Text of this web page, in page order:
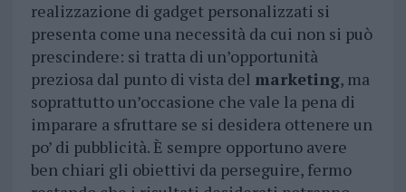
realizzazione di gadget personalizzati si
presenta come una necessità da cui non si può
prescindere: si tratta di un’opportunità
preziosa dal punto di vista del marketing, ma
soprattutto un’occasione che vale la pena di
imparare a sfruttare se si desidera ottenere un
po’ di pubblicità. È sempre opportuno avere
ben chiari gli obiettivi da perseguire, fermo